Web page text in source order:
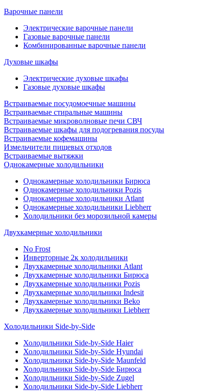
Варочные панели
Электрические варочные панели
Газовые варочные панели
Комбинированные варочные панели
Духовые шкафы
Электрические духовые шкафы
Газовые духовые шкафы
Встраиваемые посудомоечные машины
Встраиваемые стиральные машины
Встраиваемые микроволновые печи СВЧ
Встраиваемые шкафы для подогревания посуды
Встраиваемые кофемашины
Измельчители пищевых отходов
Встраиваемые вытяжки
Однокамерные холодильники
Однокамерные холодильники Бирюса
Однокамерные холодильники Pozis
Однокамерные холодильники Atlant
Однокамерные холодильники Liebherr
Холодильники без морозильной камеры
Двухкамерные холодильники
No Frost
Инверторные 2к холодильники
Двухкамерные холодильники Atlant
Двухкамерные холодильники Бирюса
Двухкамерные холодильники Pozis
Двухкамерные холодильники Indesit
Двухкамерные холодильники Beko
Двухкамерные холодильники Liebherr
Холодильники Side-by-Side
Холодильники Side-by-Side Haier
Холодильники Side-by-Side Hyundai
Холодильники Side-by-Side Maunfeld
Холодильники Side-by-Side Бирюса
Холодильники Side-by-Side Zugel
Холодильники Side-by-Side Liebherr